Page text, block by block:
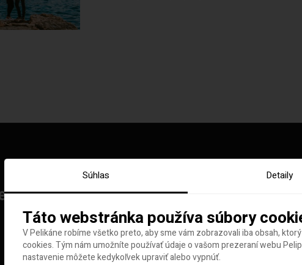
Najlepšie letenky tohto týždňa
Súhlas Detaily
Táto webstránka používa súbory
V Pelikáne robíme všetko preto, aby sme vám zobrazovali iba obsah,
cookies. Tým nám umožníte používať údaje o vašom prezeraní webu
nastavenie môžete kedykoľvek upraviť alebo vypnúť.